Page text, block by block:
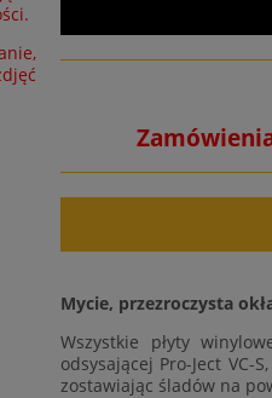
Mycie, przezroczysta
Wszystkie płyty
odsysającej Pro-Ject VC-
zostawiając śladów na